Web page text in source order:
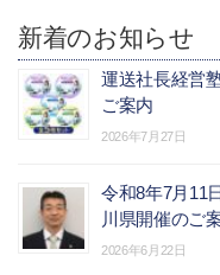
新着のお知らせ
運送社長経営
ご案内
2026年7月27日
令和8年7月11
川県開催のご
2026年6月22日